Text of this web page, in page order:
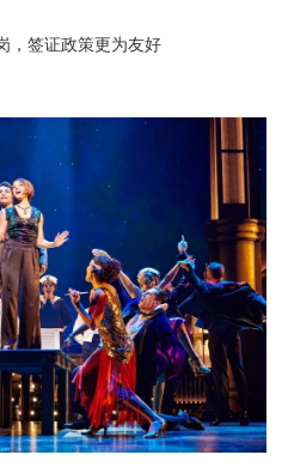
，签证政策更为友好